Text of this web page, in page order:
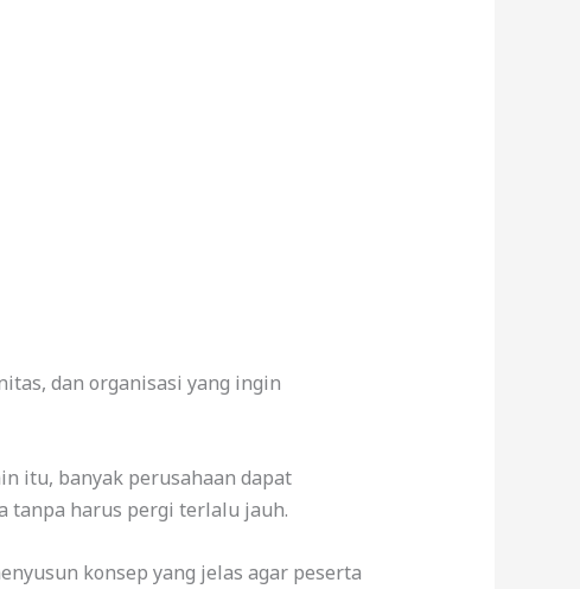
dan organisasi yang ingin
itu, banyak perusahaan dapat
tanpa harus pergi terlalu jauh.
konsep yang jelas agar peserta